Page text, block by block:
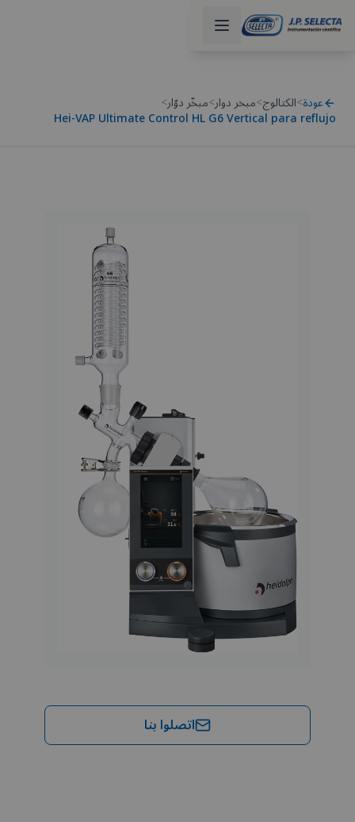
عودة>الكتالوج>مبخر دوار>مبخّر دوّار>
Hei-VAP Ultimate Control HL G6 Vertical para reflujo
اتصلوا بنا